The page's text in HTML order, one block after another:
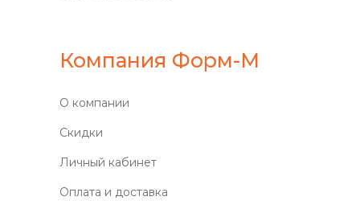
Компания Форм-М
О компании
Скидки
Личный кабинет
Оплата и доставка